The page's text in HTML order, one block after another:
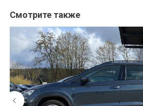
Смотрите также